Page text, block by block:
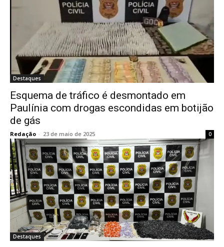
Destaques
Esquema de tráfico é desmontado em
Paulínia com drogas escondidas em botijão
de gás
Redação - 23 de maio de 2025 0
Destaques